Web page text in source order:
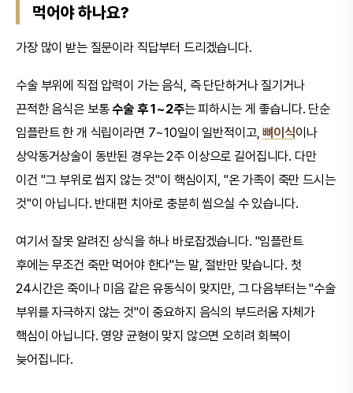
먹어야 하나요?
가장 많이 받는 질문이라 직답부터 드리겠습니다.
수술 부위에 직접 압력이 가는 음식, 즉 단단하거나 질기거나
끈적한 음식은 보통수술 후 1~2주는 피하시는 게 좋습니다. 단순
임플란트 한 개 식립이라면 7~10일이 일반적이고,뼈이식이나
상악동거상술이 동반된 경우는 2주 이상으로 길어집니다. 다만
이건 "그 부위로 씹지 않는 것"이 핵심이지, "온 가족이 죽만 드시는
것"이 아닙니다. 반대편 치아로 충분히 씹으실 수 있습니다.
여기서 잘못 알려진 상식을 하나 바로잡겠습니다. "임플란트
후에는 무조건 죽만 먹어야 한다"는 말, 절반만 맞습니다. 첫
24시간은 죽이나 미음 같은 유동식이 맞지만, 그 다음부터는 "수술
부위를 자극하지 않는 것"이 중요하지 음식의 부드러움 자체가
핵심이 아닙니다. 영양 균형이 맞지 않으면 오히려 회복이
늦어집니다.